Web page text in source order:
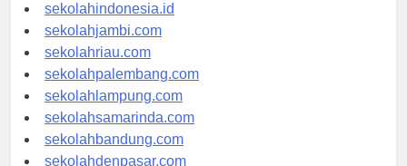
sekolahindonesia.id
sekolahjambi.com
sekolahriau.com
sekolahpalembang.com
sekolahlampung.com
sekolahsamarinda.com
sekolahbandung.com